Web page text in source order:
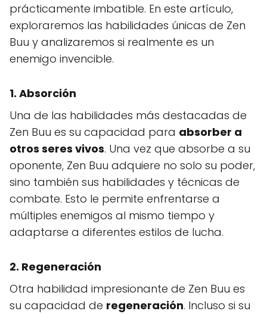
prácticamente imbatible. En este artículo,
exploraremos las habilidades únicas de Zen
Buu y analizaremos si realmente es un
enemigo invencible.
1. Absorción
Una de las habilidades más destacadas de
Zen Buu es su capacidad para absorber a
otros seres vivos. Una vez que absorbe a su
oponente, Zen Buu adquiere no solo su poder,
sino también sus habilidades y técnicas de
combate. Esto le permite enfrentarse a
múltiples enemigos al mismo tiempo y
adaptarse a diferentes estilos de lucha.
2. Regeneración
Otra habilidad impresionante de Zen Buu es
su capacidad de regeneración. Incluso si su